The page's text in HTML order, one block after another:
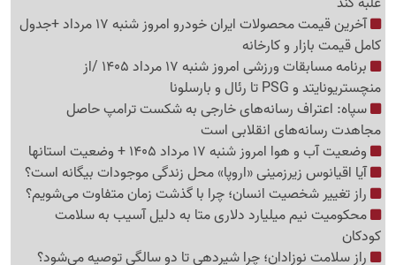
آخرین قیمت محصولات ایران خودرو امروز شنبه 17 مرداد +جدول
کامل قیمت بازار و کارخانه
برنامه مسابقات ورزشی امروز شنبه 17 مرداد 1405 /از
منچستریونایتد و PSG تا رئال و بارسلونا
سپاه: اعتراف رسانه‌های خارجی به شکست ترامپ حاصل
مجاهدت رسانه‌های انقلابی است
وضعیت آب و هوا امروز شنبه 17 مرداد 1405 + وضعیت استانها
آیا اقیانوس زیرزمینی «اروپا» محل زندگی موجودات بیگانه است؟
راز تغییر شخصیت انسان؛ چرا با گذشت زمان متفاوت می‌شویم؟
محکومیت نیم میلیارد دلاری متا به دلیل آسیب به سلامت
کودکان
راز سلامت نوزادان؛ چرا شیردهی تا دو سالگی توصیه می‌شود؟